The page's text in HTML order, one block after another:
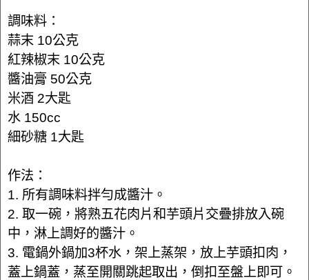
調味料：
蒜末 10公克
紅辣椒末 10公克
醬油膏 50公克
米酒 2大匙
水 150cc
細砂糖 1大匙
作法：
1. 所有調味料拌勻成醬汁。
2. 取一碗，將熟五花肉片和芋頭片交疊排放入碗
中，淋上調好的醬汁。
3. 電鍋外鍋加3杯水，架上蒸架，放上芋頭扣肉，
蓋上鍋蓋，蒸至開關跳起取出，倒扣至盤上即可。